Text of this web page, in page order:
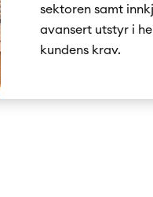
sektoren samt
avansert utstyr i
kundens krav.